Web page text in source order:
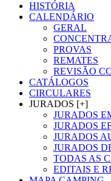
HISTÓRIA
CALENDÁRIO
GERAL
PROVAS
REMATES
REVISÃO
CATÁLOGOS
CIRCULARES
JURADOS [+]
JURADOS
JURADOS
JURADOS
JURADOS
TODAS AS
EDITAIS E